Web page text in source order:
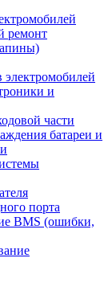
ремонт
и
части
батареи и
порта
BMS (ошибки,